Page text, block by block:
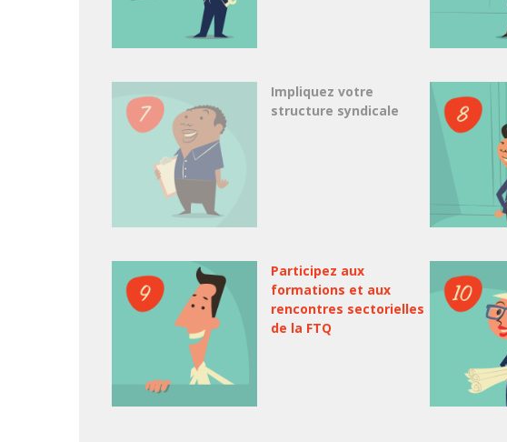
Impliquez votre
structure syndicale
Participez aux
formations et aux
rencontres sectorielles
de la FTQ